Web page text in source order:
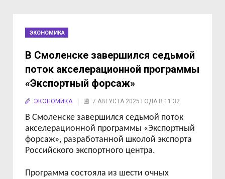
ЭКОНОМИКА
В Смоленске завершился седьмой
поток акселерационной программы
«Экспортный форсаж»
ЭКОНОМИКА 7 АВГУСТА 2025 ГОДА В 11:32
В Смоленске завершился седьмой поток
акселерационной программы «Экспортный
форсаж», разработанной школой экспорта
Российского экспортного центра.
Программа состояла из шести очных